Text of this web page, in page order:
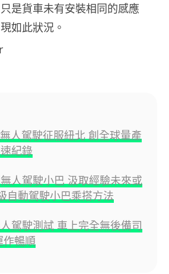
是貨車未有安裝相同的感應
如此狀況。
人駕駛征服紐北 創全球量產
紀錄
人駕駛小巴 汲取經驗未來或
自動駕駛小巴乘搭方法
駕駛測試 車上完全無後備司
作暢順